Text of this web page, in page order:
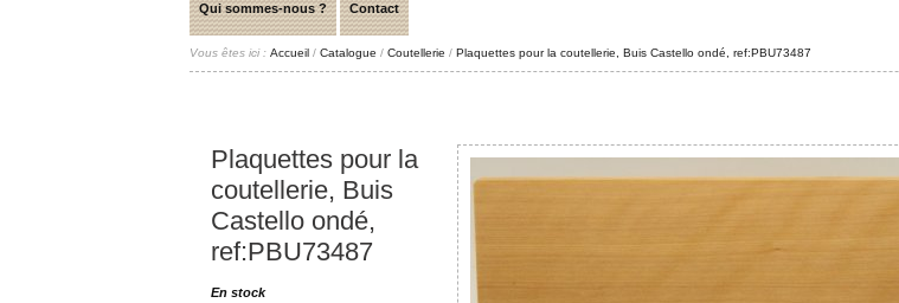
Qui sommes-nous ? Contact
Vous êtes ici : Accueil / Catalogue / Coutellerie / Plaquettes pour la coutellerie, Buis Castello ondé, ref:PBU73487
Plaquettes pour la
coutellerie, Buis
Castello ondé,
ref:PBU73487
En stock